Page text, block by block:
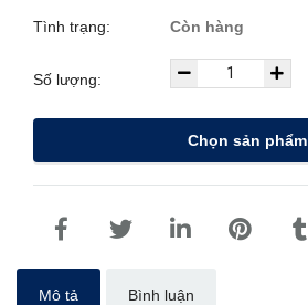
Tình trạng: Còn hàng
Số lượng:
Chọn sản phẩm
Mô tả Bình luận